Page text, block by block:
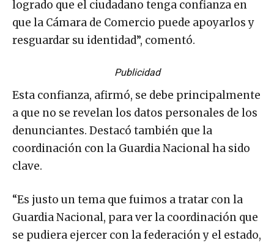
logrado que el ciudadano tenga confianza en
que la Cámara de Comercio puede apoyarlos y
resguardar su identidad”, comentó.
Publicidad
Esta confianza, afirmó, se debe principalmente
a que no se revelan los datos personales de los
denunciantes. Destacó también que la
coordinación con la Guardia Nacional ha sido
clave.
“Es justo un tema que fuimos a tratar con la
Guardia Nacional, para ver la coordinación que
se pudiera ejercer con la federación y el estado,